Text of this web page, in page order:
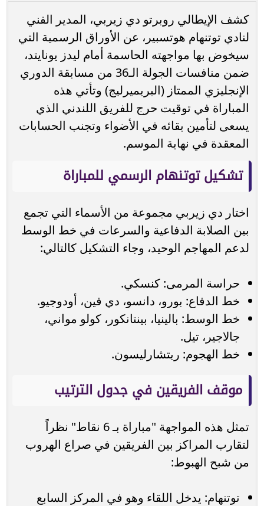
كشف الإيطالي روبرتو دي زيربي، المدير الفني
لنادي توتنهام هوتسبير، عن الأوراق الرسمية التي
سيخوض بها مواجهته الحاسمة أمام ليدز يونايتد،
ضمن منافسات الجولة الـ36 من مسابقة الدوري
الإنجليزي الممتاز (البريميرليج) وتأتي هذه
المباراة في توقيت حرج للفريق اللندني الذي
يسعى لتأمين بقائه في الأضواء وتجنب الحسابات
المعقدة في نهاية الموسم.
تشكيل توتنهام الرسمي للمباراة
اختار دي زيربي مجموعة من الأسماء التي تجمع
بين الصلابة الدفاعية والسرعات في خط الوسط
لدعم المهاجم الوحيد، وجاء التشكيل كالتالي:
حراسة المرمى: كنسكي.
خط الدفاع: بورو، دانسو، دي فين، أودوجيو.
خط الوسط: بالينيا، بينتانكور، كولو مواني،
جالاجير، تيل.
خط الهجوم: ريتشارليسون.
موقف الفريقين في جدول الترتيب
تمثل هذه المواجهة "مباراة بـ 6 نقاط" نظراً
لتقارب المراكز بين الفريقين في صراع الهروب
من شبح الهبوط:
توتنهام: يدخل اللقاء وهو في المركز السابع